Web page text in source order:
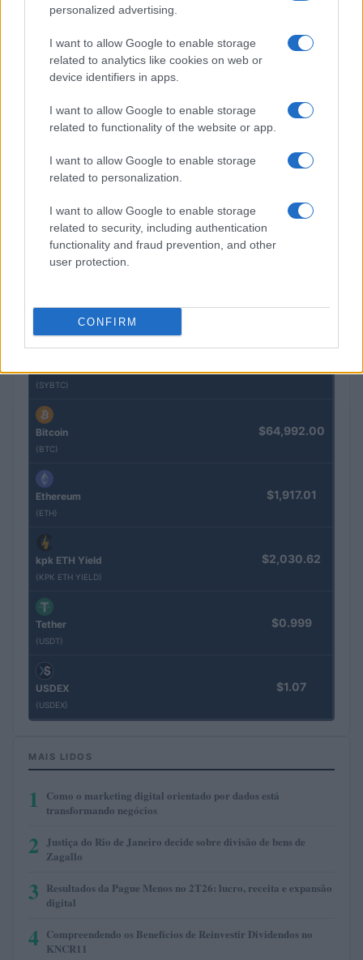
personalized advertising.
I want to allow Google to enable storage
related to analytics like cookies on web or
device identifiers in apps.
I want to allow Google to enable storage
related to functionality of the website or app.
I want to allow Google to enable storage
related to personalization.
I want to allow Google to enable storage
related to security, including authentication
functionality and fraud prevention, and other
user protection.
CONFIRM
Nome
Kinza Babylon Staked BTC
(KBTC)
$83,270.00
Eureka Bridged PAX Gold (Terra
JDB
(KPK ETH PRIME)
(SYBTC)
Bitcoin
(BTC)
$64,992.00
Ethereum
(ETH)
$1,917.01
kpk ETH Yield
(KPK ETH YIELD)
$2,030.62
Tether
(USDT)
$0.999
USDEX
(USDEX)
$1.07
MAIS LIDOS
1
Como o marketing digital orientado por dados está
transformando negócios
2
Justiça do Rio de Janeiro decide sobre divisão de bens de
Zagallo
3 Resultados da Pague Menos no 2T26: lucro, receita e expansão
digital
4 Compreendendo os Benefícios de Reinvestir Dividendos no
KNCR11